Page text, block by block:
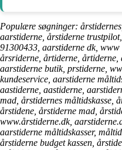
Populære søgninger:
aarstiderne, årstiderne
91300433, aarstiderne dk,
årsriderne, årtiderne, årtiderne,
aarstiderne butik, prstiderne,
kundeservice, aarstiderne
aastiderne, aastiderne,
mad, årstidernes måltidskasse,
årstidene, årstiderne mad,
www.årstiderne.dk,
aarstiderne måltidskasser,
årstiderne budget kassen,